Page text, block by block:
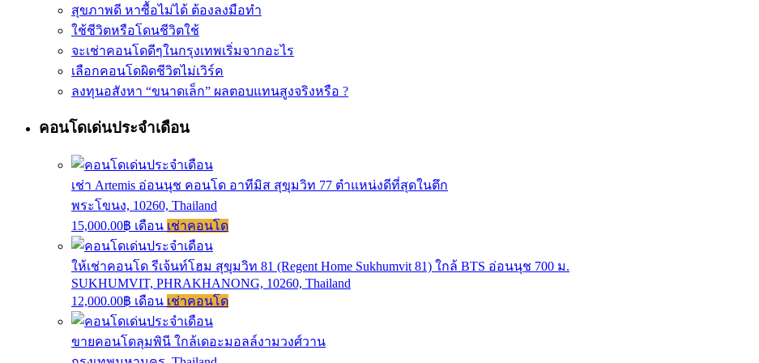
สุขภาพดี หาซื้อไม่ได้ ต้องลงมือทำ
ใช้ชีวิตหรือโดนชีวิตใช้
จะเช่าคอนโดดีๆในกรุงเทพเริ่มจากอะไร
เลือกคอนโดผิดชีวิตไม่เวิร์ค
ลงทุนอสังหา “ขนาดเล็ก” ผลตอบแทนสูงจริงหรือ ?
คอนโดเด่นประจำเดือน
เช่า Artemis อ่อนนุช คอนโด อาทีมิส สุขุมวิท 77 ตำแหน่งดีที่สุดในตึก
พระโขนง, 10260, Thailand
15,000.00฿ เดือน เช่าคอนโด
ให้เช่าคอนโด รีเจ้นท์โฮม สุขุมวิท 81 (Regent Home Sukhumvit 81) ใกล้ BTS อ่อนนุช 700 ม.
SUKHUMVIT, PHRAKHANONG, 10260, Thailand
12,000.00฿ เดือน เช่าคอนโด
ขายคอนโดลุมพินี ใกล้เดอะมอลล์งามวงศ์วาน